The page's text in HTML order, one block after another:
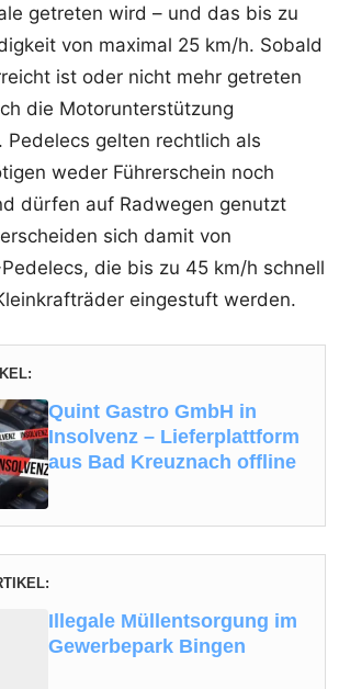
getreten wird – und das bis zu
von maximal 25 km/h. Sobald
ist oder nicht mehr getreten
die Motorunterstützung
Pedelecs gelten rechtlich als
weder Führerschein noch
dürfen auf Radwegen genutzt
sich damit von
die bis zu 45 km/h schnell
eingestuft werden.
Quint Gastro GmbH in
Insolvenz – Lieferplattform
aus Bad Kreuznach offline
Illegale Müllentsorgung im
Gewerbepark Bingen